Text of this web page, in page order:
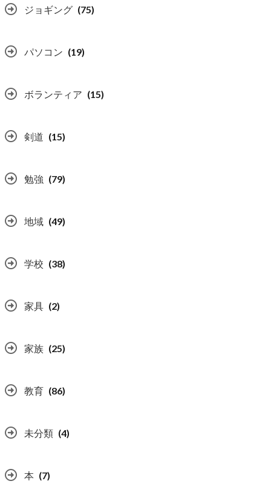
ジョギング (75)
パソコン (19)
ボランティア (15)
剣道 (15)
勉強 (79)
地域 (49)
学校 (38)
家具 (2)
家族 (25)
教育 (86)
未分類 (4)
本 (7)